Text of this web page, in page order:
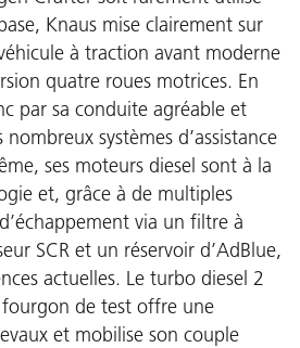
Knaus mise clairement sur
à traction avant moderne
quatre roues motrices. En
par sa conduite agréable et
systèmes d’assistance
ses moteurs diesel sont à la
et, grâce à de multiples
via un filtre à
SCR et un réservoir d’AdBlue,
actuelles. Le turbo diesel 2
de test offre une
et mobilise son couple